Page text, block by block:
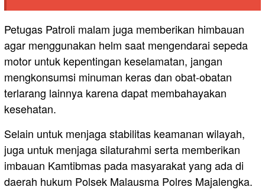
Petugas Patroli malam juga memberikan himbauan
agar menggunakan helm saat mengendarai sepeda
motor untuk kepentingan keselamatan, jangan
mengkonsumsi minuman keras dan obat-obatan
terlarang lainnya karena dapat membahayakan
kesehatan.
Selain untuk menjaga stabilitas keamanan wilayah,
juga untuk menjaga silaturahmi serta memberikan
imbauan Kamtibmas pada masyarakat yang ada di
daerah hukum Polsek Malausma Polres Majalengka.